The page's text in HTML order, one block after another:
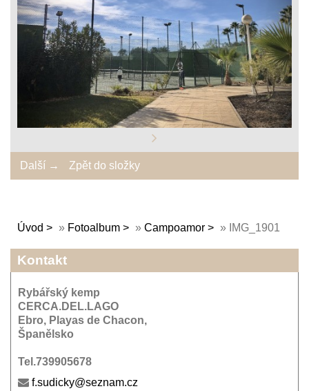
Další → Zpět do složky
Úvod » Fotoalbum » Campoamor » IMG_1901
Kontakt
Rybářský kemp
CERCA.DEL.LAGO
Ebro, Playas de Chacon,
Španělsko
Tel.739905678
f.sudicky@seznam.cz